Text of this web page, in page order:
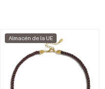
Almacén de la UE